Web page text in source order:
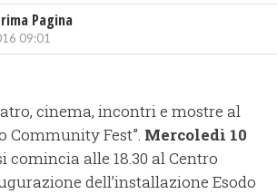
Pagina
09:01
cinema, incontri e mostre al
Community Fest”. Mercoledì 10
comincia alle 18.30 al Centro
dell’installazione Esodo